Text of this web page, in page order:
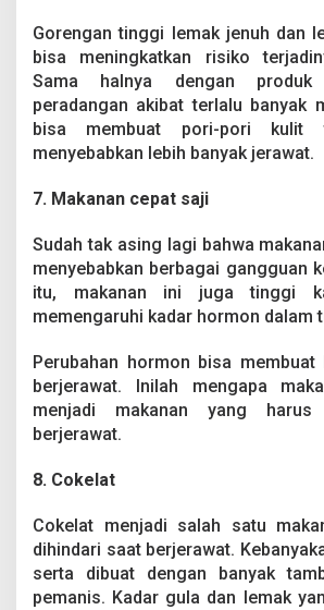
Gorengan tinggi lemak jenuh dan
bisa meningkatkan risiko
Sama halnya dengan
peradangan akibat terlalu banyak
bisa membuat pori-pori kulit
menyebabkan lebih banyak jerawat.
7. Makanan cepat saji
Sudah tak asing lagi bahwa
menyebabkan berbagai gangguan
itu, makanan ini juga tinggi
memengaruhi kadar hormon dalam
Perubahan hormon bisa
berjerawat. Inilah mengapa
menjadi makanan yang
berjerawat.
8. Cokelat
Cokelat menjadi salah satu
dihindari saat berjerawat.
serta dibuat dengan banyak
pemanis. Kadar gula dan lemak